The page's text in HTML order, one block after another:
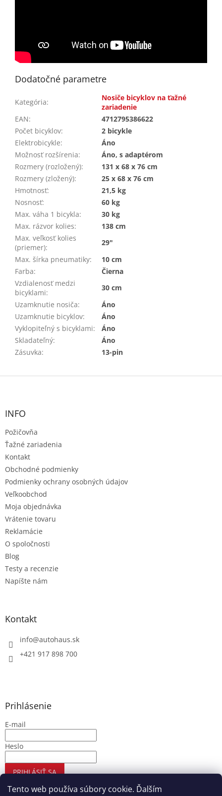
Tento web používa súbory cookie. Ďalším
Dodatočné parametre
Kategória:
Nosiče bicyklov na ťažné
zariadenie
EAN:
4712795386622
Počet bicyklov:
2 bicykle
Elektrobicykle:
Áno
Možnosť rozšírenia:
Áno, s adaptérom
Rozmery (rozložený):
131 x 68 x 76 cm
Rozmery (zložený):
25 x 68 x 76 cm
Hmotnosť:
21,5 kg
Nosnosť:
60 kg
Max. váha 1 bicykla:
30 kg
Max. rázvor kolies:
138 cm
Max. veľkosť kolies
(priemer):
29"
Max. šírka pneumatiky:
10 cm
Farba:
Čierna
Vzdialenosť medzi
bicyklami:
30 cm
Uzamknutie nosiča:
Áno
Uzamknutie bicyklov:
Áno
Vyklopiteľný s bicyklami:
Áno
Skladateľný:
Áno
Zásuvka: 13-pin
Z
INFO
Požičovňa
Ťažné zariadenia
Kontakt
Obchodné podmienky
Podmienky ochrany osobných údajov
Veľkoobchod
Moja objednávka
Vrátenie tovaru
Reklamácie
O spoločnosti
Blog
Testy a recenzie
Napíšte nám
Kontakt
info@autohaus.sk
+421 917 898 700
Prihlásenie
E-mail
Heslo
PRIHLÁSIŤ SA
Nová registrácia Zabudnuté heslo